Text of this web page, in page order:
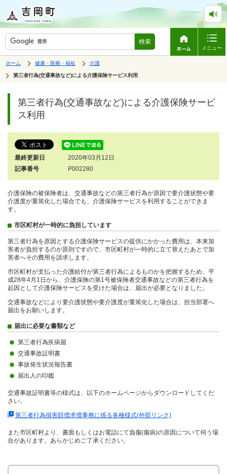
検索
メニュー
表
ペ
ジ
ホーム
の
中
の
健康・医療・福祉
の
中
の
介護
の
第三者行為(交通事故など)による介護保険サービス利用
す。
す。
第三者行為(交通事故など)による介護保険サービ
ス利用
最終更新日
2020年03月12日
記事番号
P002280
介護保険の被保険者は、交通事故などの第三者行為が原因で要介護状態や要
介護度が重篤化した場合でも、介護保険サービスを利用することができま
す。
市区町村が一時的に負担しています
第三者行為を原因とする介護保険サービスの提供にかかった費用は、本来加
害者が負担するのが原則ですので、市区町村が一時的に立て替えたあとで加
害者へその費用を請求します。
市区町村が支払った介護給付が第三者行為によるものかを把握するため、平
成28年4月1日から、介護保険の第1号被保険者交通事故などの第三者行為を
起因として介護保険サービスを受けた場合は、届出が必要となりました。
交通事故などにより要介護状態や要介護度が重篤化した場合は、担当部署へ
届出をお願いします。
届出に必要な書類など
第三者行為疾病届
交通事故証明書
事故発生状況報告書
届出人の印鑑
交通事故証明書等の様式は、以下のホームページからダウンロードしてくだ
さい。
第三者行為損害賠償求償事務に係る各種様式(外部リンク)
また市区町村より、書面もしくはお電話にて負傷(傷病)の原因について伺う場
合があります。あらかじめご了承ください。